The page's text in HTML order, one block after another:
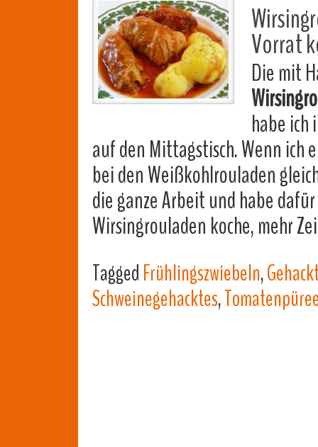
Vorrat
Die mit
habe ich
auf den Mittagstisch. Wenn ich
bei den Weißkohlrouladen
die ganze Arbeit und habe
Wirsingrouladen koche, mehr
TaggedFrühlingszwiebeln,
Schweinegehacktes,